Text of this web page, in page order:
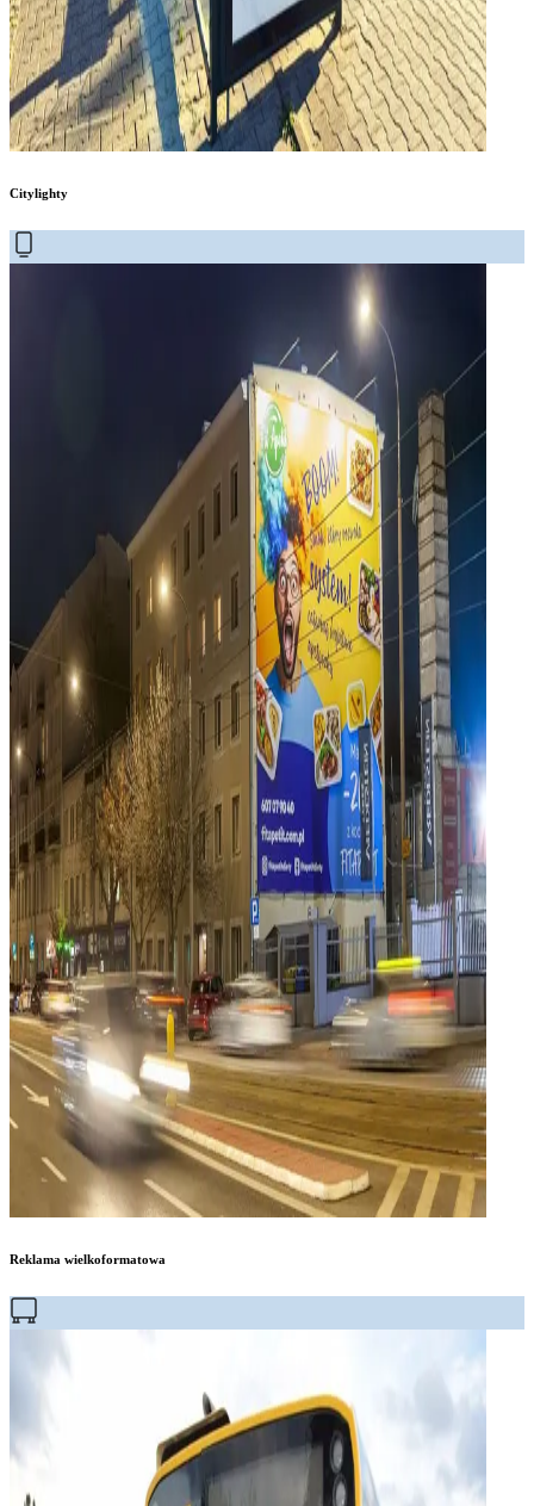
Citylighty
Reklama wielkoformatowa